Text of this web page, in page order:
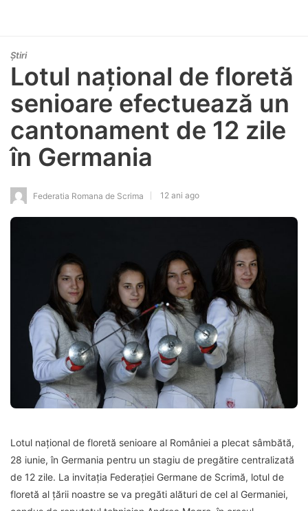
Știri
Lotul național de floretă
senioare efectuează un
cantonament de 12 zile
în Germania
Federatia Romana de Scrima 12 ani ago
Lotul național de floretă senioare al României a plecat sâmbătă,
28 iunie, în Germania pentru un stagiu de pregătire centralizată
de 12 zile. La invitația Federației Germane de Scrimă, lotul de
floretă al țării noastre se va pregăti alături de cel al Germaniei,